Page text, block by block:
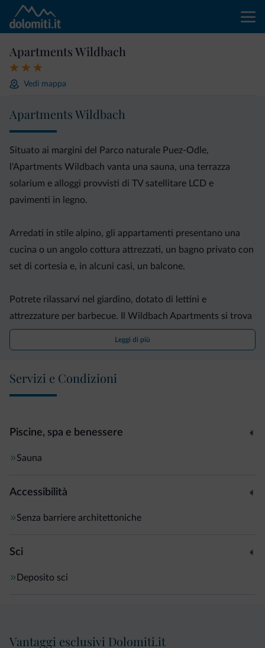
Apartments Wildbach
Vedi mappa
Apartments Wildbach
Situato ai margini del Parco naturale Puez-Odle,
l'Apartments Wildbach vanta una sauna, una terrazza
solarium e alloggi provvisti di TV satellitare LCD e
pavimenti in legno.
Arredati in stile alpino, gli appartamenti presentano una
cucina o un angolo cottura attrezzati, un bagno privato con
set di cortesia e, in alcuni casi, un balcone.
Potrete rilassarvi nel giardino, dotato di lettini e
attrezzature per barbecue. Il Wildbach Apartments si trova
inoltre in una posizione strategica per praticare escursioni.
Sellaronda, parte del comprensorio sciistico Dolomiti
Superski, e 100 metri dalla fermata di un autobus che offre
Leggi di più
Servizi e Condizioni
Piscine, spa e benessere
Sauna
Accessibilità
Senza barriere architettoniche
Sci
Deposito sci
Vantaggi esclusivi Dolomiti.it